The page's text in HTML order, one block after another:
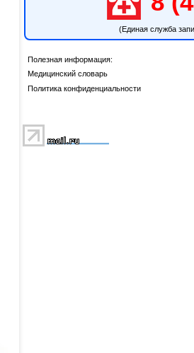
(Единая служба
Полезная информация:
Медицинский словарь
Политика конфиденциальности